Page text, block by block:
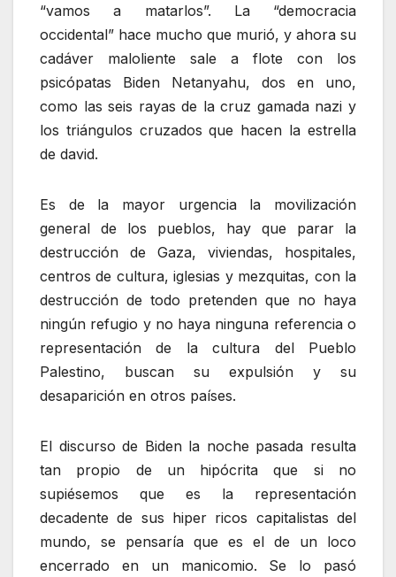
“vamos a matarlos”. La “democracia
occidental” hace mucho que murió, y ahora su
cadáver maloliente sale a flote con los
psicópatas Biden Netanyahu, dos en uno,
como las seis rayas de la cruz gamada nazi y
los triángulos cruzados que hacen la estrella
de david.
Es de la mayor urgencia la movilización
general de los pueblos, hay que parar la
destrucción de Gaza, viviendas, hospitales,
centros de cultura, iglesias y mezquitas, con la
destrucción de todo pretenden que no haya
ningún refugio y no haya ninguna referencia o
representación de la cultura del Pueblo
Palestino, buscan su expulsión y su
desaparición en otros países.
El discurso de Biden la noche pasada resulta
tan propio de un hipócrita que si no
supiésemos que es la representación
decadente de sus hiper ricos capitalistas del
mundo, se pensaría que es el de un loco
encerrado en un manicomio. Se lo pasó